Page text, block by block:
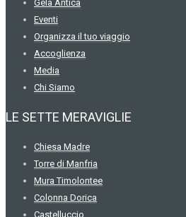
Gela Antica
Eventi
Organizza il tuo viaggio
Accoglienza
Media
Chi Siamo
LE SETTE MERAVIGLIE
Chiesa Madre
Torre di Manfria
Mura Timolontee
Colonna Dorica
Castelluccio